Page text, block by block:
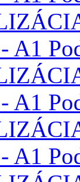
A1
A1
A1